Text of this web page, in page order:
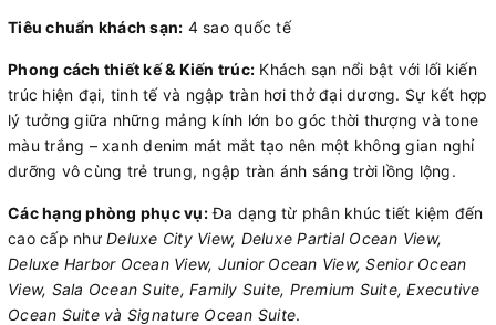
Tiêu chuẩn khách sạn: 4 sao quốc tế
Phong cách thiết kế & Kiến trúc: Khách sạn nổi bật với lối kiến
trúc hiện đại, tinh tế và ngập tràn hơi thở đại dương. Sự kết hợp
lý tưởng giữa những mảng kính lớn bo góc thời thượng và tone
màu trắng – xanh denim mát mắt tạo nên một không gian nghỉ
dưỡng vô cùng trẻ trung, ngập tràn ánh sáng trời lồng lộng.
Các hạng phòng phục vụ:Đa dạng từ phân khúc tiết kiệm đến
cao cấp như Deluxe City View, Deluxe Partial Ocean View,
Deluxe Harbor Ocean View, Junior Ocean View, Senior Ocean
View, Sala Ocean Suite, Family Suite, Premium Suite, Executive
Ocean Suite và Signature Ocean Suite.